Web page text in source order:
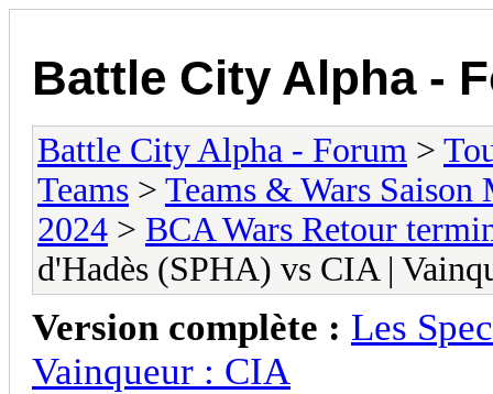
Battle City Alpha -
Battle City Alpha - Forum >
Teams > Teams & Wars Saison
2024 > BCA Wars Retour
d'Hadès (SPHA) vs CIA |
Version complète : Les
Vainqueur : CIA